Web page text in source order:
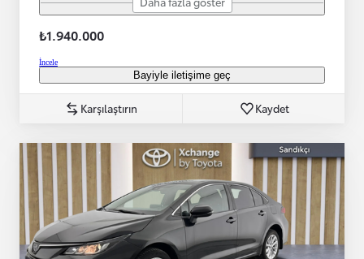
₺1.940.000
İncele
Bayiyle iletişime geç
Karşılaştırın Kaydet